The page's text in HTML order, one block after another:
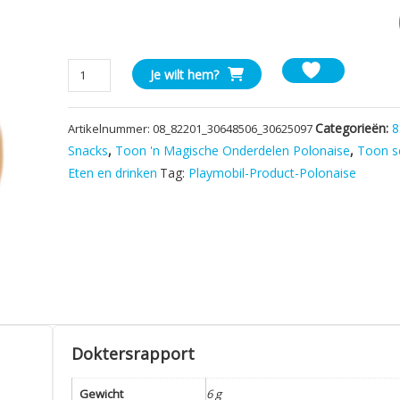
8220
Playmobil
Fruit
Appel
Rood/
Geel
Je wilt hem?
Artikelnummer:08_82201_30648506_30625097Categorieën:
Snacks, Toon 'n Magische Onderdelen Polonaise, Toon
Eten en drinken Tag: Playmobil-Product-Polonaise
Doktersrapport
Gewicht 6 g